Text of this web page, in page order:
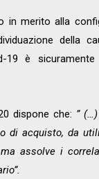
in merito alla
della
19 è
dispone che: ”
di acquisto, da
assolve i